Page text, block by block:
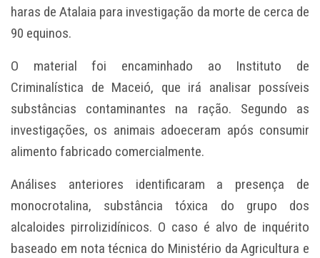
haras deAtalaia para investigação da morte de cerca de
90 equinos.
O material foi encaminhado ao Instituto de
Criminalística de Maceió, que irá analisar possíveis
substâncias contaminantes na ração. Segundo as
investigações, os animais adoeceram após consumir
alimento fabricado comercialmente.
Análises anteriores identificaram a presença de
monocrotalina, substância tóxica do grupo dos
alcaloides pirrolizidínicos. O caso é alvo de inquérito
baseado em nota técnica do Ministério da Agricultura e